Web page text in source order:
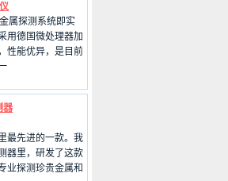
属探测系统即实
用德国微处理器加
性能优异，是目前
器
最先进的一款。我
器里，研发了这款
业探测珍贵金属和